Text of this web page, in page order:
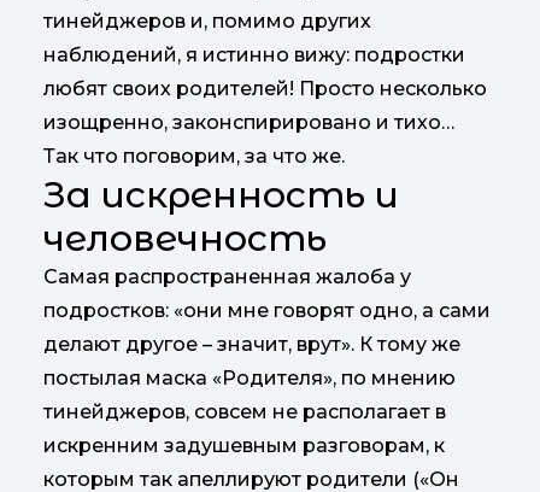
тинейджеров и, помимо других
наблюдений, я истинно вижу: подростки
любят своих родителей! Просто несколько
изощренно, законспирировано и тихо…
Так что поговорим, за что же.
За искренность и
человечность
Самая распространенная жалоба у
подростков: «они мне говорят одно, а сами
делают другое – значит, врут». К тому же
постылая маска «Родителя», по мнению
тинейджеров, совсем не располагает в
искренним задушевным разговорам, к
которым так апеллируют родители («Он